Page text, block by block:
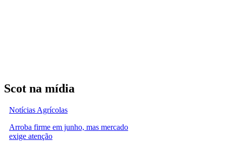
Scot na mídia
Notícias Agrícolas
Arroba firme em junho, mas mercado
exige atenção